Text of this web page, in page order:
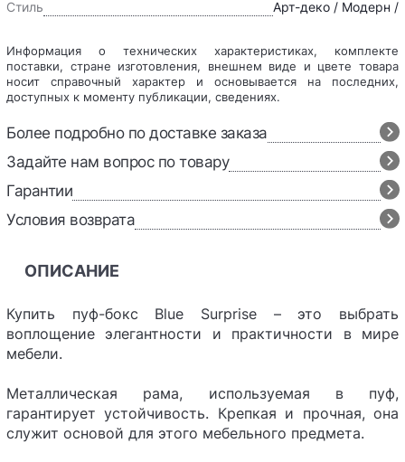
Стиль Арт-деко / Модерн /
Информация о технических характеристиках, комплекте
поставки, стране изготовления, внешнем виде и цвете товара
носит справочный характер и основывается на последних,
доступных к моменту публикации, сведениях.
Более подробно по доставке заказа
Задайте нам вопрос по товару
Гарантии
Условия возврата
ОПИСАНИЕ
Купить пуф-бокс Blue Surprise – это выбрать
воплощение элегантности и практичности в мире
мебели.
Металлическая рама, используемая в пуф,
гарантирует устойчивость. Крепкая и прочная, она
служит основой для этого мебельного предмета.